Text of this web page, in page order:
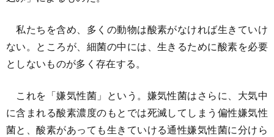
私たちを含め、多くの動物は酸素がなければ生きていけ
ない。ところが、細菌の中には、生きるために酸素を必要
としないものが多く存在する。
これを「嫌気性菌」という。嫌気性菌はさらに、大気中
に含まれる酸素濃度のもとでは死滅してしまう偏性嫌気性
菌と、酸素があっても生きていける通性嫌気性菌に分けら